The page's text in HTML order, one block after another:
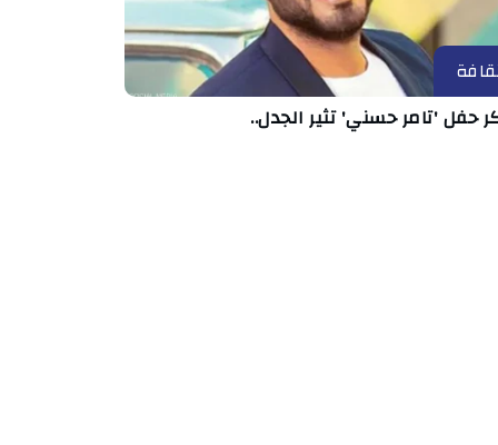
حفل 'تامر حسني' تثير الجدل..